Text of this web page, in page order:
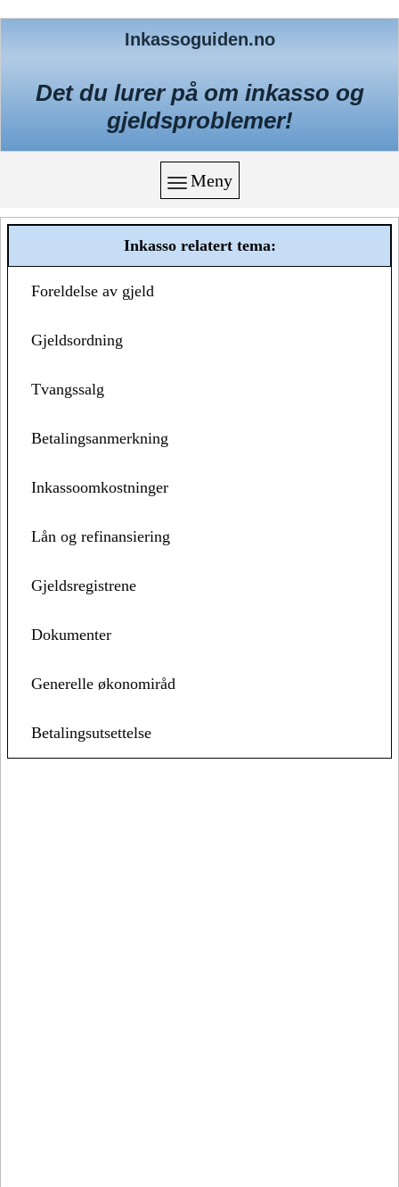
Inkassoguiden.no
Det du lurer på om inkasso og
gjeldsproblemer!
Meny
Inkasso relatert tema:
Foreldelse av gjeld
Gjeldsordning
Tvangssalg
Betalingsanmerkning
Inkassoomkostninger
Lån og refinansiering
Gjeldsregistrene
Dokumenter
Generelle økonomiråd
Betalingsutsettelse